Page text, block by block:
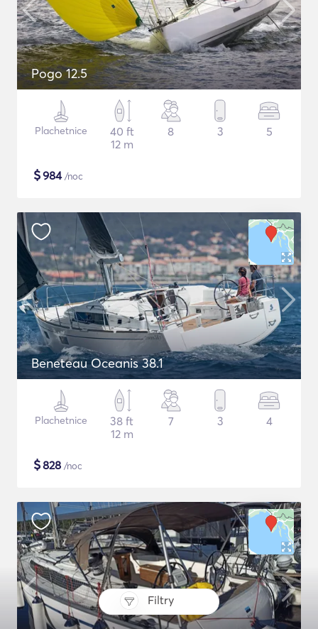
Filtry
Pogo 12.5
Plachetnice
40 ft
12 m
8 3 5
$984/noc
Beneteau Oceanis 38.1
Plachetnice
38 ft
12 m
7 3 4
$828 /noc